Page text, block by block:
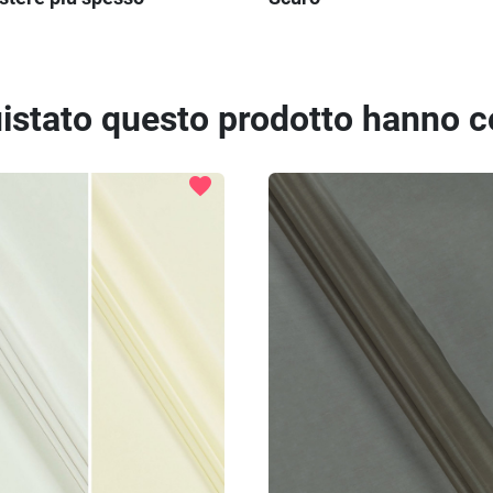
questo prodotto hanno
favorite